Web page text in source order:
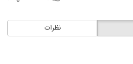
۳۷۲ بازدید
نظرات